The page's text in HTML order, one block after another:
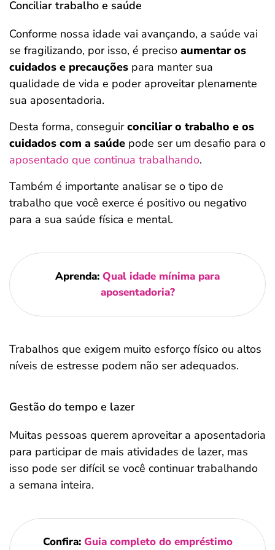
Conciliar trabalho e saúde
Conforme nossa idade vai avançando, a saúde vai
se fragilizando, por isso, é preciso aumentar os
cuidados e precauções para manter sua
qualidade de vida e poder aproveitar plenamente
sua aposentadoria.
Desta forma, conseguirconciliar o trabalho e os
cuidados com a saúde pode ser um desafio para o
aposentado que continua trabalhando.
Também é importante analisar se o tipo de
trabalho que você exerce é positivo ou negativo
para a sua saúde física e mental.
Aprenda: Qual idade mínima para
aposentadoria?
Trabalhos que exigem muito esforço físico ou altos
níveis de estresse podem não ser adequados.
Gestão do tempo e lazer
Muitas pessoas querem aproveitar a aposentadoria
para participar de mais atividades de lazer, mas
isso pode ser difícil se você continuar trabalhando
a semana inteira.
Confira: Guia completo do empréstimo